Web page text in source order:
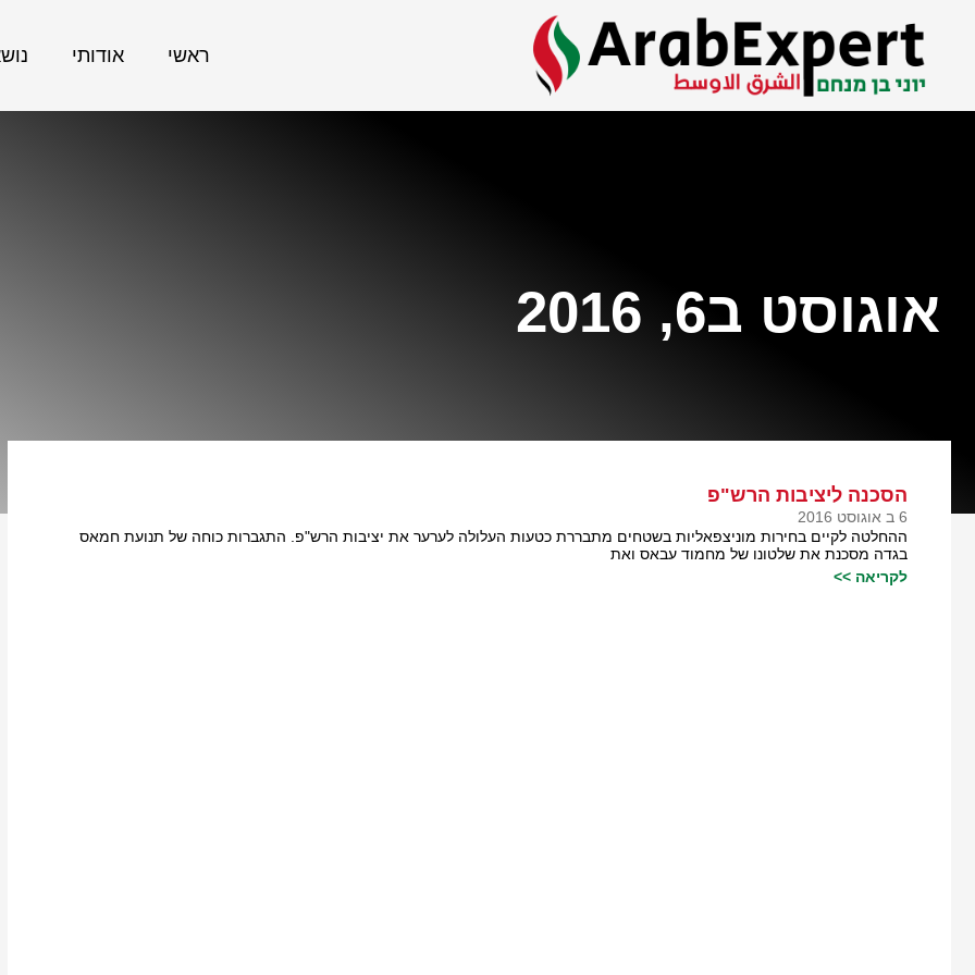
ראשי אודותי
אוגוסט ב6, 2016
הסכנה ליציבות הרש"פ
6 ב אוגוסט 2016
ההחלטה לקיים בחירות מוניצפאליות בשטחים מתבררת כטעות העלולה לערער את יציבות הרש"פ. התגברות כוחה של תנועת חמאס
בגדה מסכנת את שלטונו של מחמוד עבאס ואת
לקריאה >>